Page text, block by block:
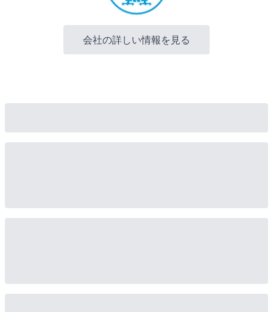
会社の詳しい情報を見る